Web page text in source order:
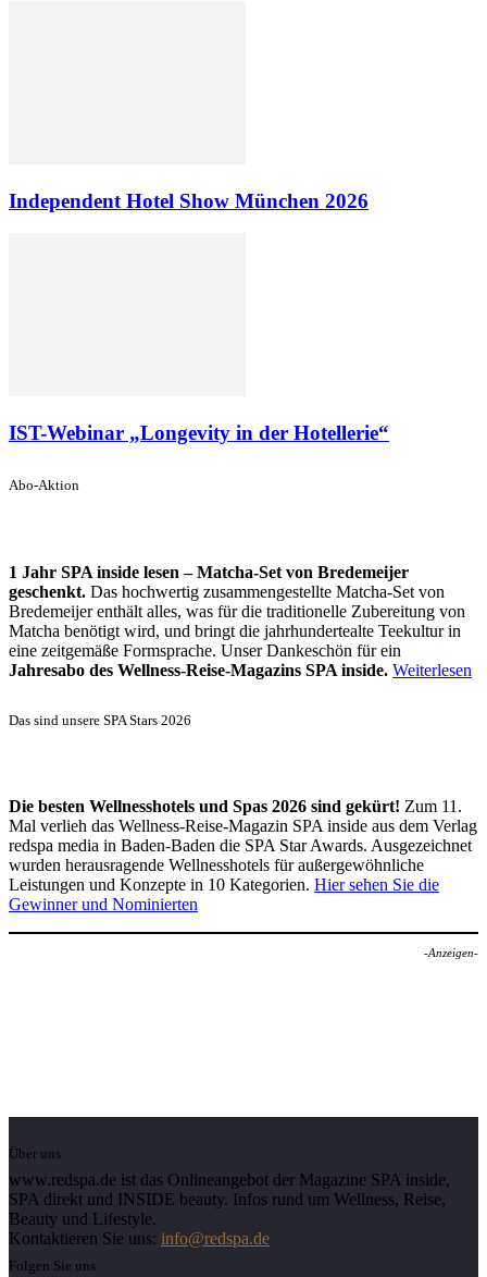
Independent Hotel Show München 2026
IST-Webinar „Longevity in der Hotellerie“
Abo-Aktion
1 Jahr SPA inside lesen – Matcha-Set von Bredemeijer
geschenkt. Das hochwertig zusammengestellte Matcha-Set von
Bredemeijer enthält alles, was für die traditionelle Zubereitung von
Matcha benötigt wird, und bringt die jahrhundertealte Teekultur in
eine zeitgemäße Formsprache. Unser Dankeschön für ein
Jahresabo des Wellness-Reise-Magazins SPA inside. Weiterlesen
Das sind unsere SPA Stars 2026
Die besten Wellnesshotels und Spas 2026 sind gekürt! Zum 11.
Mal verlieh das Wellness-Reise-Magazin SPA inside aus dem Verlag
redspa media in Baden-Baden die SPA Star Awards. Ausgezeichnet
wurden herausragende Wellnesshotels für außergewöhnliche
Leistungen und Konzepte in 10 Kategorien. Hier sehen Sie die
Gewinner und Nominierten
-Anzeigen-
Über uns
www.redspa.de ist das Onlineangebot der Magazine SPA inside,
SPA direkt und INSIDE beauty. Infos rund um Wellness, Reise,
Beauty und Lifestyle.
Kontaktieren Sie uns: info@redspa.de
Folgen Sie uns